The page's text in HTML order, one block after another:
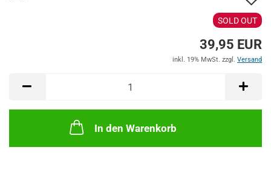
SOLD OUT
39,95 EUR
inkl. 19% MwSt. zzgl. Versand
In den Warenkorb